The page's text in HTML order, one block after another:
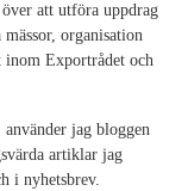
att utföra uppdrag
organisation
inom Exportrådet och
jag bloggen
artiklar jag
i nyhetsbrev.